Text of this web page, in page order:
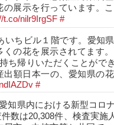
の展示を行っています。
t.co/nilr9IrgSF #
ちビル１階です。愛知
くの花を展示されてます
ち帰りいただくことがで
出額日本一の、愛知県の
#
知県内における新型コロ
数は20,308件、検査実施